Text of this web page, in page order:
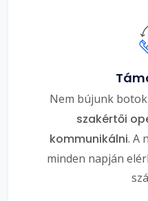
Nem bújunk
szakértői
kommunikálni. A
minden napján